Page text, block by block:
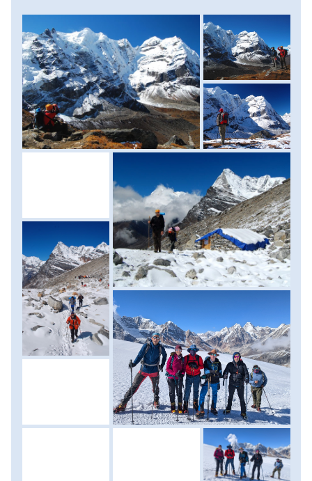
méter környékén érjük el a gleccser nyelvét. Ez egyben arra
is lehetőséget ad, hogy kipróbáljuk gleccserjáró
felszerelésünket. Végre előkerül a hágóvas, jégcsákány,
helyi vezetőink pedig egy fix kötéllel biztosított szakaszt
építenek ki az egyik jégfal mentén, hogy a
begyakorolhassuk a csúcsmászás során előforduló
kihívásokat… Amennyiben az időjárás megengedi, úgy még
ma megpróbálunk eljutni a Mera La hágóba, 5400 méteres
magasságba. Éjszakára azonban visszatérünk Khare-ba,
táborunkba. Szállás: menedékház. (menetidő: 5-6 óra, szint: